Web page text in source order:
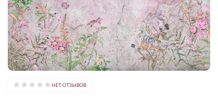
НЕТ ОТЗЫВОВ